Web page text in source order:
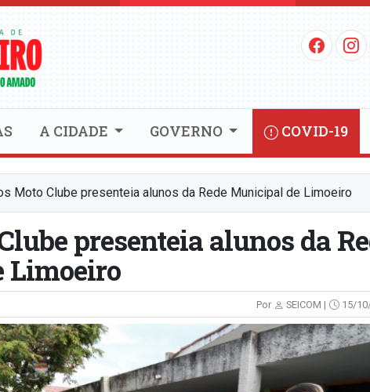
A CIDADE GOVERNO COVID-19
Moto Clube presenteia alunos da Rede Municipal de Limoeiro
presenteia alunos da
Limoeiro
Por SEICOM | 15/